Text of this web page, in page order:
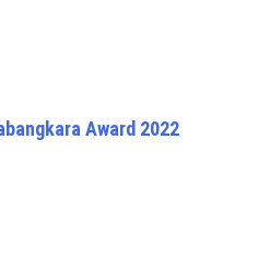
Award 2022